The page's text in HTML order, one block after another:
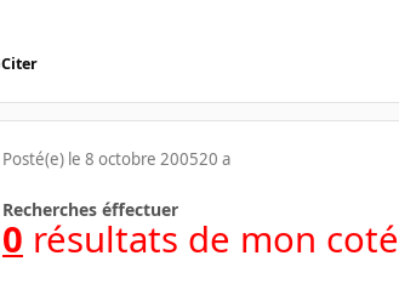
Citer
Posté(e) le 8 octobre 200520 a
Recherches éffectuer
0 résultats de mon coté